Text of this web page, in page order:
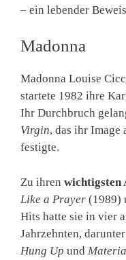
– ein lebender
Madonna
Madonna Louise
startete 1982 ihre
Ihr Durchbruch
Virgin, das ihr Image
festigte.
Zu ihren wichtigsten
Like a Prayer (1989)
Hits hatte sie in vier
Jahrzehnten, darunter
Hung Up und